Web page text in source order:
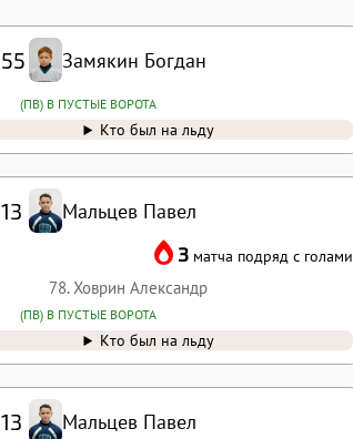
13 Мальцев Павел
13 Мальцев Павел
3 матча подряд с голами
78. Ховрин Александр
(ПВ) В ПУСТЫЕ ВОРОТА
Кто был на льду
55 Замякин Богдан
(ПВ) В ПУСТЫЕ ВОРОТА
Кто был на льду